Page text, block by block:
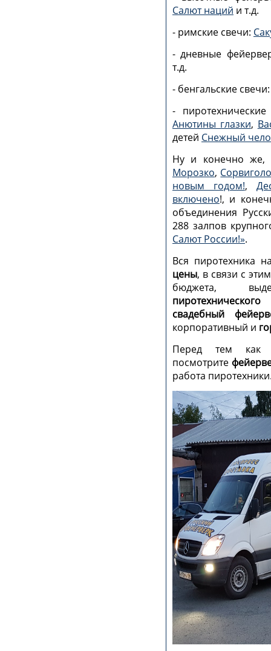
Салют наций и т.д.
- римские свечи:
- дневные
т.д.
- бенгальские
-
Анютины глазки,
детей Снежный
Ну и конечно же,
Морозко,
новым годом!,
включено!, и
объединения
288 залпов
Салют России!».
Вся пиротехника
цены, в связи с
бюджета,
свадебный
корпоративный и
Перед тем
посмотрите
работа